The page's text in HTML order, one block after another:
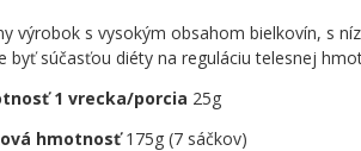
výrobok s vysokým obsahom bielkovín, s
byť súčasťou diéty na reguláciu telesnej
1 vrecka/porcia 25g
hmotnosť175g (7 sáčkov)